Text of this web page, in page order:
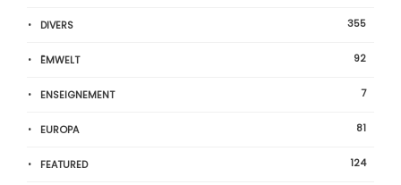
DIVERS 355
ËMWELT 92
ENSEIGNEMENT 7
EUROPA 81
FEATURED 124